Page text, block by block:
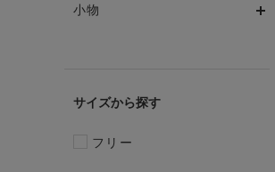
小物
サイズ
フリー